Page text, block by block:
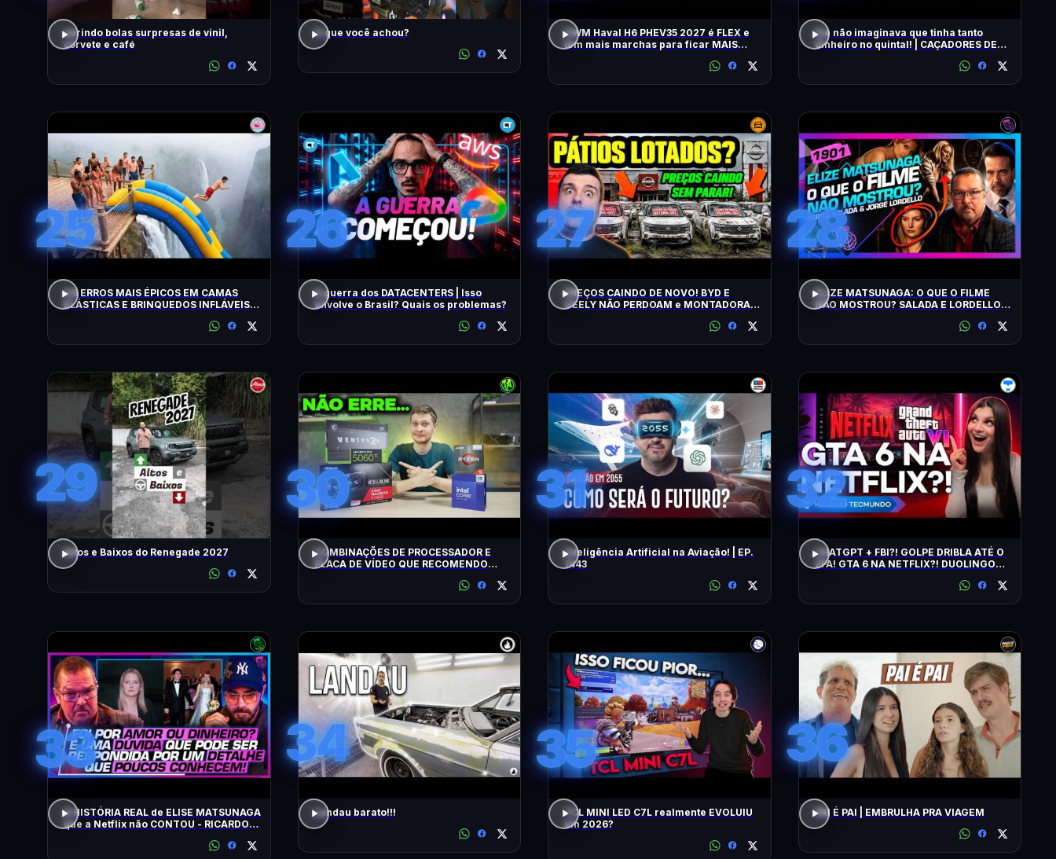
abrindo bolas surpresas de vinil,
sorvete e café
O que você achou?
GWM Haval H6 PHEV35 2027 é FLEX e
tem mais marchas para ficar MAIS
Ele não imaginava que tinha tanto
dinheiro no quintal! | CAÇADORES DE
25
OS ERROS MAIS ÉPICOS EM CAMAS
ELÁSTICAS E BRINQUEDOS INFLÁVEIS
26
A guerra dos DATACENTERS | Isso
envolve o Brasil? Quais os problemas?
27
PREÇOS CAINDO DE NOVO! BYD E
GEELY NÃO PERDOAM e MONTADORAS
28
ELIZE MATSUNAGA: O QUE O FILME
NÃO MOSTROU? SALADA E LORDELLO -
29
Altos e Baixos do Renegade 2027
30
COMBINAÇÕES DE PROCESSADOR E
PLACA DE VÍDEO QUE RECOMENDO
31
Inteligência Artificial na Aviação! | EP.
1443
32
CHATGPT + FBI?! GOLPE DRIBLA ATÉ O
2FA! GTA 6 NA NETFLIX?! DUOLINGO
33
A HISTÓRIA REAL de ELISE MATSUNAGA
que a Netflix não CONTOU - RICARDO
34
Landau barato!!!
35
TCL MINI LED C7L realmente EVOLUIU
em 2026?
36
PAI É PAI | EMBRULHA PRA VIAGEM